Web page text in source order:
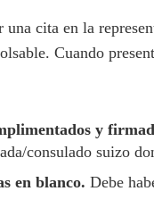
cita en la
Cuando
y
consulado suizo
en blanco. Debe